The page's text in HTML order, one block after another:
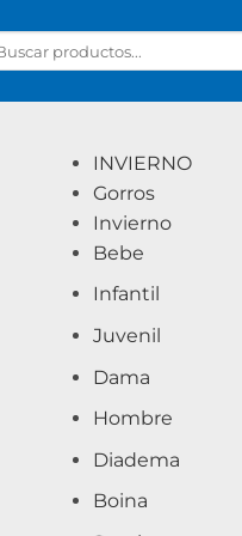
INVIERNO
Gorros
Invierno
Bebe
Infantil
Juvenil
Dama
Hombre
Diadema
Boina